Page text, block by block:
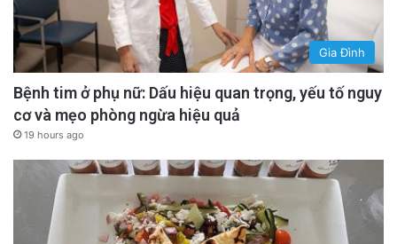
Gia Đình
Bệnh tim ở phụ nữ: Dấu hiệu quan trọng, yếu tố nguy
cơ và mẹo phòng ngừa hiệu quả
19 hours ago